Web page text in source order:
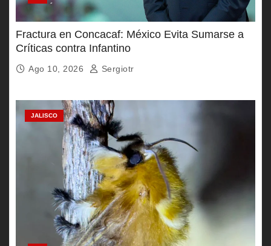
Fractura en Concacaf: México Evita Sumarse a
Críticas contra Infantino
Ago 10, 2026 Sergiotr
JALISCO